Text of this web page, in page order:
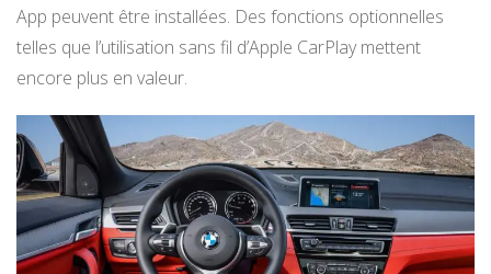
App peuvent être installées. Des fonctions optionnelles
telles que l’utilisation sans fil d’Apple CarPlay mettent
encore plus en valeur.